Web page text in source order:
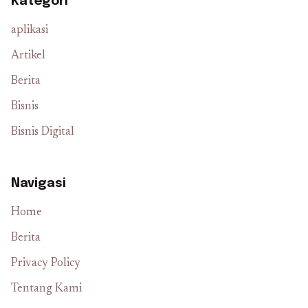
aplikasi
Artikel
Berita
Bisnis
Bisnis Digital
Navigasi
Home
Berita
Privacy Policy
Tentang Kami